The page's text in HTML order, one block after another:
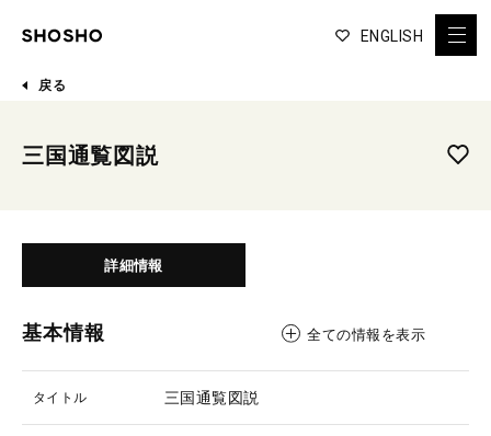
ENGLISH
戻る
三国通覧図説
詳細情報
基本情報 全ての情報を表示
タイトル 三国通覧図説